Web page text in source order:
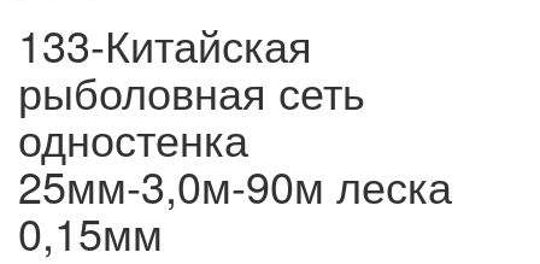
133-Китайская
рыболовная сеть
одностенка
25мм-3,0м-90м леска
0,15мм